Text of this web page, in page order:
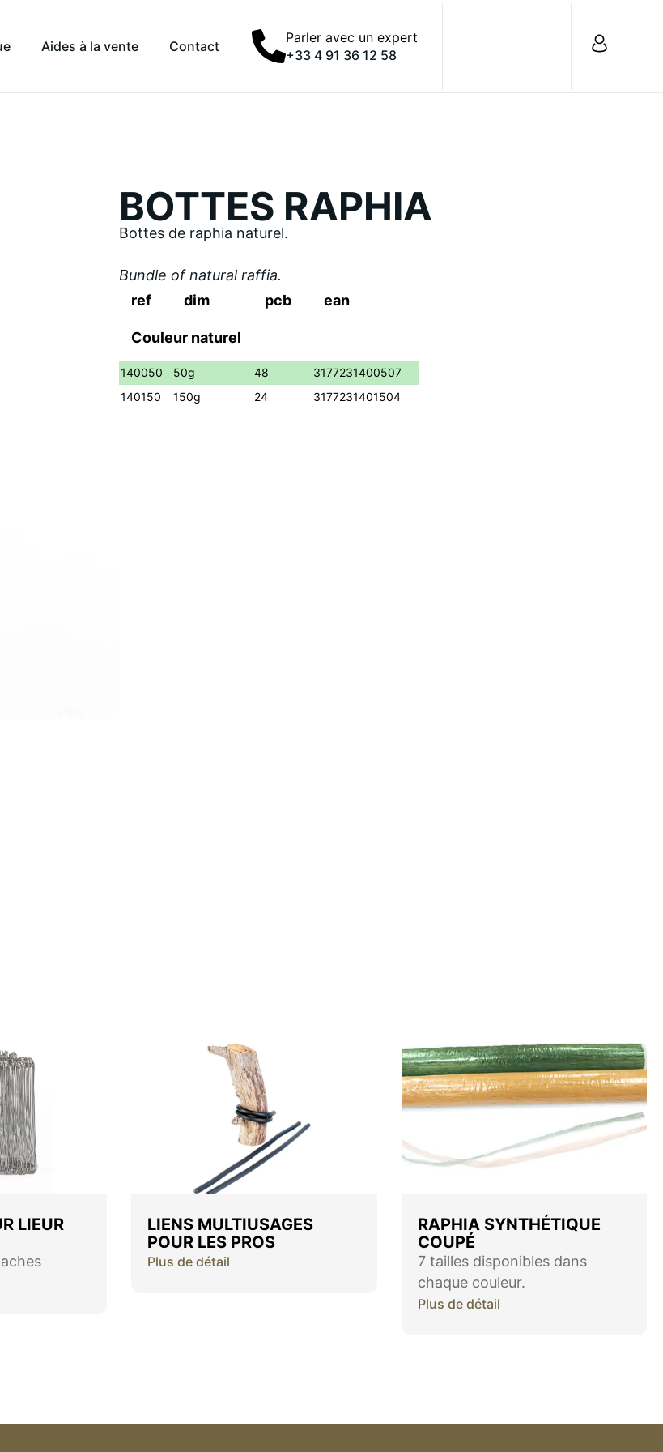
Aides à la vente Contact
Parler avec un expert
+33 4 91 36 12 58
BOTTES RAPHIA
Bottes de raphia naturel.
Bundle of natural raffia.
ref
dim pcb ean
Couleur naturel
140050 50g 48
3177231400507
140150
150g 24 3177231401504
LIEUR
LIENS MULTIUSAGES
POUR LES PROS
Plus de détail
RAPHIA SYNTHÉTIQUE
COUPÉ
7 tailles disponibles dans
chaque couleur.
Plus de détail